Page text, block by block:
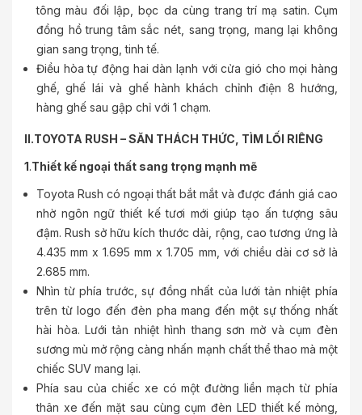
tông màu đối lập, bọc da cùng trang trí mạ satin. Cụm
đồng hồ trung tâm sắc nét, sang trọng, mang lại không
gian sang trọng, tinh tế.
Điều hòa tự động hai dàn lạnh với cửa gió cho mọi hàng
ghế, ghế lái và ghế hành khách chỉnh điện 8 hướng,
hàng ghế sau gập chỉ với 1 chạm.
II.TOYOTA RUSH – SĂN THÁCH THỨC, TÌM LỐI RIÊNG
1.Thiết kế ngoại thất sang trọng mạnh mẽ
Toyota Rush có ngoại thất bắt mắt và được đánh giá cao
nhờ ngôn ngữ thiết kế tươi mới giúp tạo ấn tượng sâu
đậm. Rush sở hữu kích thước dài, rộng, cao tương ứng là
4.435 mm x 1.695 mm x 1.705 mm, với chiều dài cơ sở là
2.685 mm.
Nhìn từ phía trước, sự đồng nhất của lưới tản nhiệt phía
trên từ logo đến đèn pha mang đến một sự thống nhất
hài hòa. Lưới tản nhiệt hình thang sơn mờ và cụm đèn
sương mù mở rộng càng nhấn mạnh chất thể thao mà một
chiếc SUV mang lại.
Phía sau của chiếc xe có một đường liền mạch từ phía
thân xe đến mặt sau cùng cụm đèn LED thiết kế mỏng,